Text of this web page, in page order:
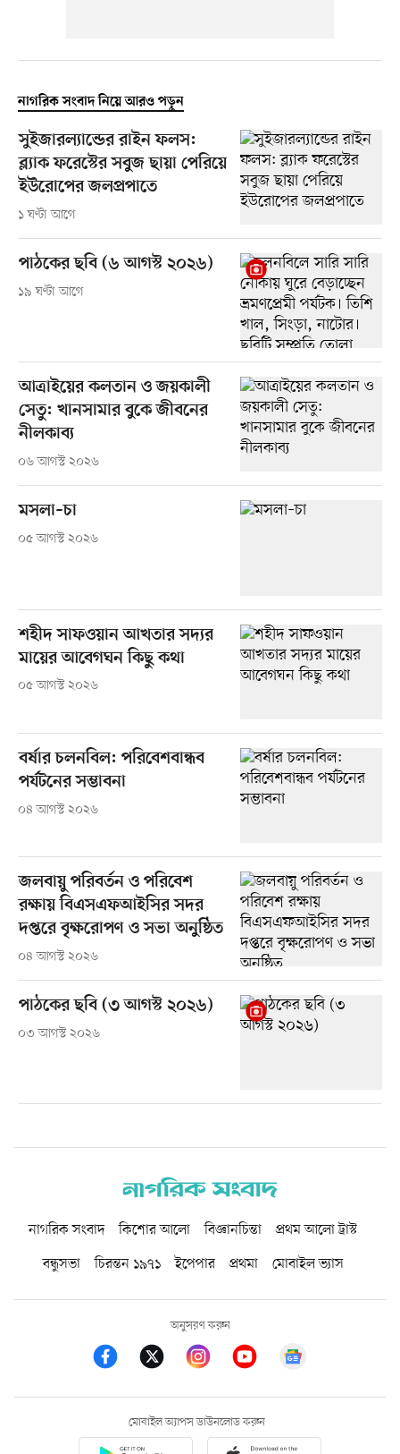
নাগরিক সংবাদ নিয়ে আরও পড়ুন
সুইজারল্যান্ডের রাইন ফলস:
ব্ল্যাক ফরেস্টের সবুজ ছায়া পেরিয়ে
ইউরোপের জলপ্রপাতে
১ ঘণ্টা আগে
পাঠকের ছবি (৬ আগস্ট ২০২৬)
১৯ ঘণ্টা আগে
আত্রাইয়ের কলতান ও জয়কালী
সেতু: খানসামার বুকে জীবনের
নীলকাব্য
০৬ আগস্ট ২০২৬
মসলা–চা
০৫ আগস্ট ২০২৬
শহীদ সাফওয়ান আখতার সদ্যর
মায়ের আবেগঘন কিছু কথা
০৫ আগস্ট ২০২৬
বর্ষার চলনবিল: পরিবেশবান্ধব
পর্যটনের সম্ভাবনা
০৪ আগস্ট ২০২৬
জলবায়ু পরিবর্তন ও পরিবেশ
রক্ষায় বিএসএফআইসির সদর
দপ্তরে বৃক্ষরোপণ ও সভা অনুষ্ঠিত
০৪ আগস্ট ২০২৬
পাঠকের ছবি (৩ আগস্ট ২০২৬)
০৩ আগস্ট ২০২৬
নাগরিক সংবাদ কিশোর আলো বিজ্ঞানচিন্তা
প্রথম আলো ট্রাস্ট
বন্ধুসভা
চিরন্তন ১৯৭১ ইপেপার প্রথমা মোবাইল ভ্যাস
অনুসরণ করুন
মোবাইল অ্যাপস ডাউনলোড করুন